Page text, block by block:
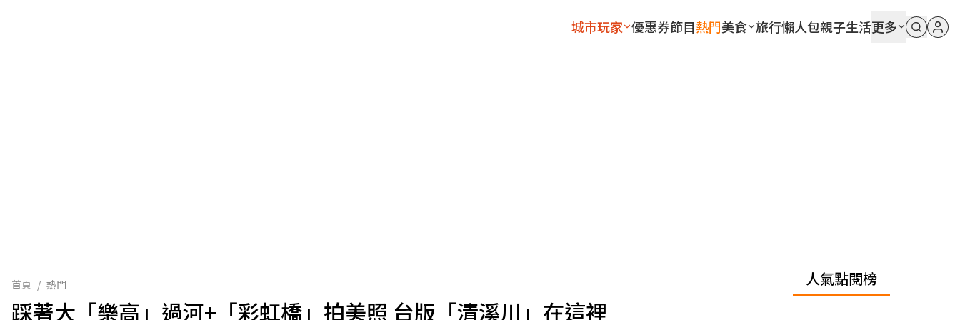
城市玩家 優惠券節目熱門美食 旅行懶人包親子生活更多
首頁 / 熱門
踩著大「樂高」過河+「彩虹橋」拍美照 台版「清溪川」在這裡
人氣點閱榜